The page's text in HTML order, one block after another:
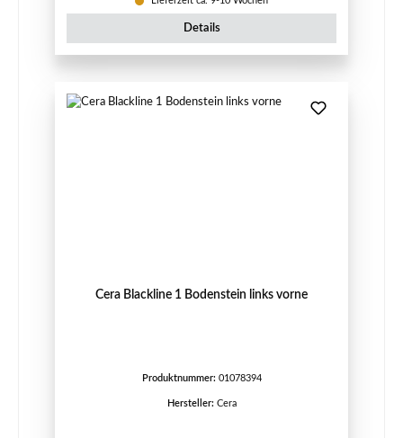
Details
Cera Blackline 1 Bodenstein links vorne
Produktnummer: 01078394
Hersteller: Cera